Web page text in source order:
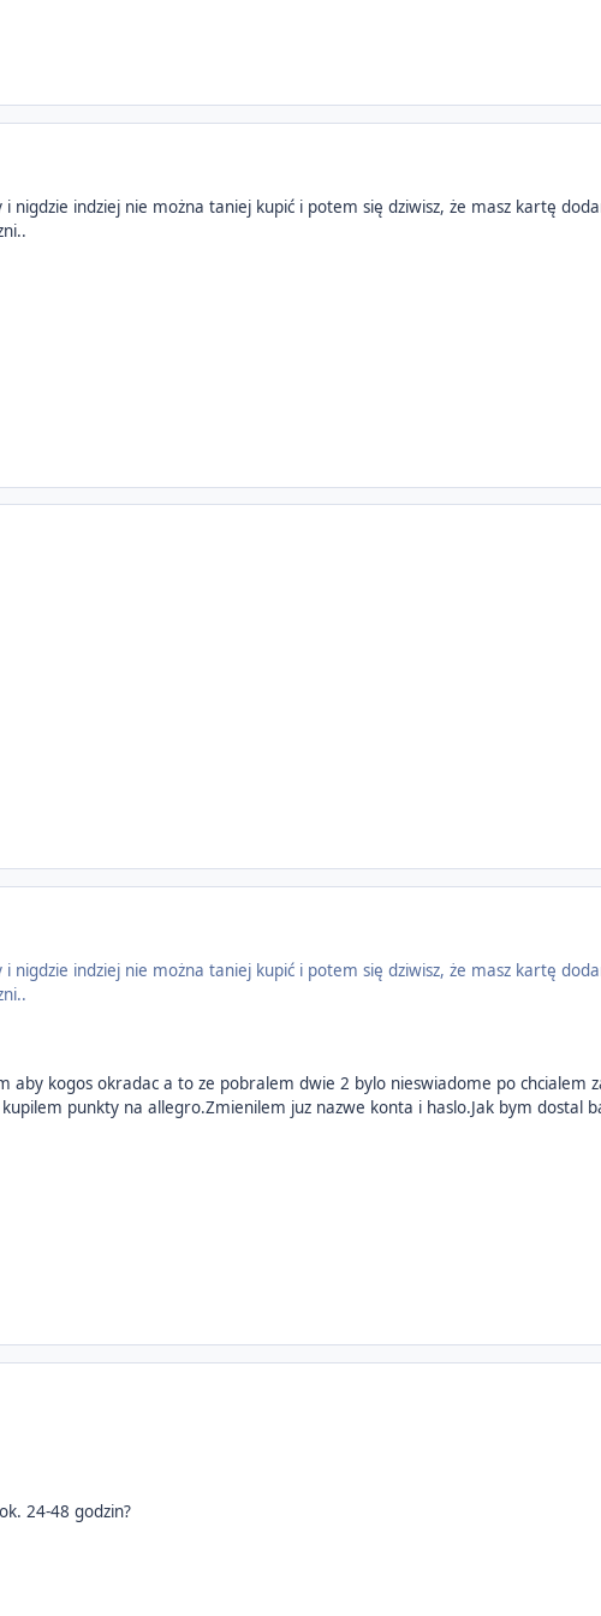
nigdzie indziej nie można taniej kupić i potem się dziwisz, że masz kartę
nigdzie indziej nie można taniej kupić i potem się dziwisz, że masz kartę
aby kogos okradac a to ze pobralem dwie 2 bylo nieswiadome po chcialem
punkty na allegro.Zmienilem juz nazwe konta i haslo.Jak bym dostal
24-48 godzin?